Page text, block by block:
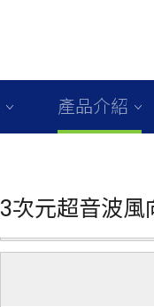
產品介紹
3次元超音波風